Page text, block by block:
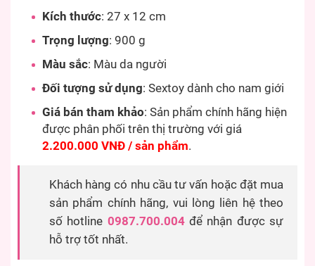
Kích thước: 27 x 12 cm
Trọng lượng: 900 g
Màu sắc: Màu da người
Đối tượng sử dụng: Sextoy dành cho nam giới
Giá bán tham khảo: Sản phẩm chính hãng hiện
được phân phối trên thị trường với giá
2.200.000 VNĐ / sản phẩm.
Khách hàng có nhu cầu tư vấn hoặc đặt mua
sản phẩm chính hãng, vui lòng liên hệ theo
số hotline 0987.700.004để nhận được sự
hỗ trợ tốt nhất.